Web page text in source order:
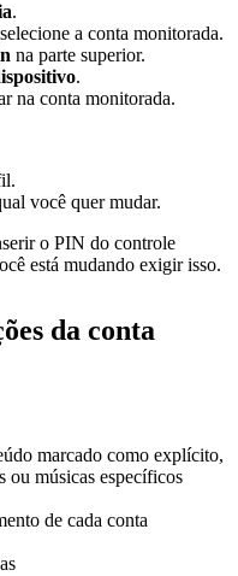
.
a conta monitorada.
na parte superior.
.
na conta monitorada.
você quer mudar.
o PIN do controle
está mudando exigir isso.
da conta
marcado como explícito,
ou músicas específicos
de cada conta